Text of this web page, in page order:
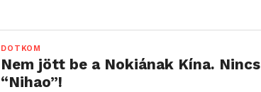
DOTKOM
Nem jött be a Nokiának Kína. Nincs
“Nihao”!